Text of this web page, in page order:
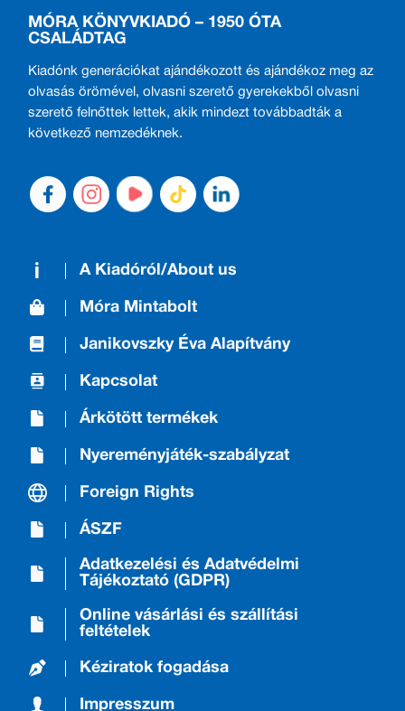
MÓRA KÖNYVKIADÓ – 1950 ÓTA
CSALÁDTAG
Kiadónk generációkat ajándékozott és ajándékoz meg az
olvasás örömével, olvasni szerető gyerekekből olvasni
szerető felnőttek lettek, akik mindezt továbbadták a
következő nemzedéknek.
A Kiadóról/About us
Móra Mintabolt
Janikovszky Éva Alapítvány
Kapcsolat
Árkötött termékek
Nyereményjáték-szabályzat
Foreign Rights
ÁSZF
Adatkezelési és Adatvédelmi
Tájékoztató (GDPR)
Online vásárlási és szállítási
feltételek
Kéziratok fogadása
Impresszum